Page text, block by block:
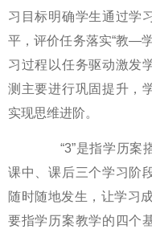
习目标明确学生通过学
平，评价任务落实“教—
习过程以任务驱动激发
测主要进行巩固提升，
实现思维进阶。
“3”是指学历案搭
课中、课后三个学习阶
随时随地发生，让学习
要指学历案教学的四个